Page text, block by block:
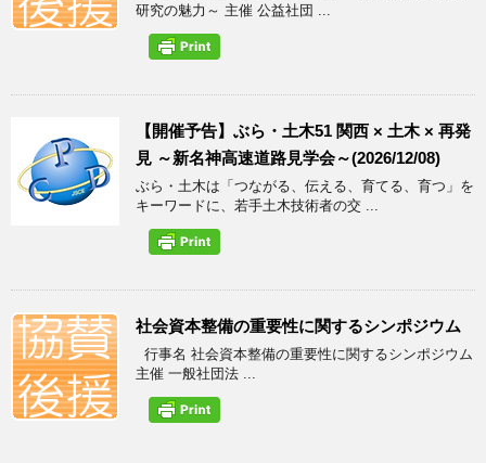
研究の魅力～ 主催 公益社団 ...
【開催予告】ぶら・土木51 関西 × 土木 × 再発
見 ～新名神高速道路見学会～(2026/12/08)
ぶら・土木は「つながる、伝える、育てる、育つ」を
キーワードに、若手土木技術者の交 ...
社会資本整備の重要性に関するシンポジウム
行事名 社会資本整備の重要性に関するシンポジウム
主催 一般社団法 ...